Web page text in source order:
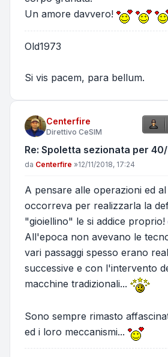
Un amore davvero!
Old1973
Si vis pacem, para bellum.
Centerfire
Direttivo CeSIM
Re: Spoletta sezionata per
Messaggio
da Centerfire »12/11/2018, 17:24
A pensare alle operazioni ed
occorreva per realizzarla la
"gioiellino" le si addice proprio!
All'epoca non avevano le
vari passaggi spesso erano
successive e con l'intervento
macchine tradizionali...
Sono sempre rimasto
ed i loro meccanismi...